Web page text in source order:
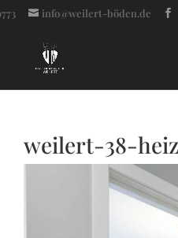
info@weilert-böden.de
weilert-38-